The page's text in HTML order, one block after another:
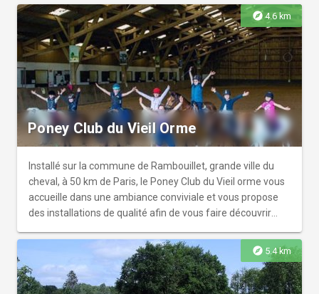
explore4.6 km
Poney Club du Vieil Orme
Installé sur la commune de Rambouillet, grande ville du
cheval, à 50 km de Paris, le Poney Club du Vieil orme vous
accueille dans une ambiance conviviale et vous propose
des installations de qualité afin de vous faire découvrir
explore 5.4 km